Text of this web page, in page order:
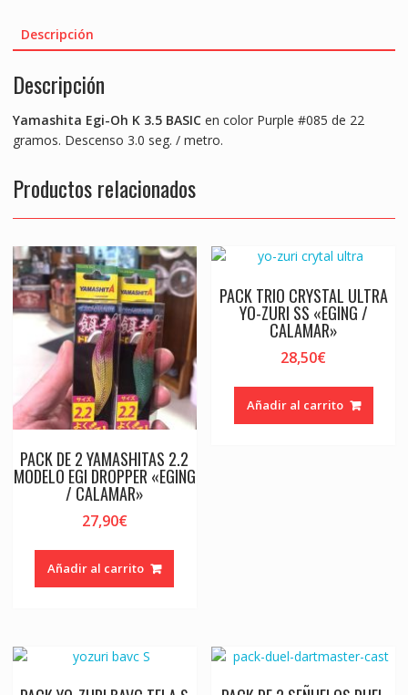
CALAMAR"
cantidad
e
b
o
o
k
itt
er l s
p
p
e
g
er
e
Descripción
Descripción
Yamashita Egi-Oh K 3.5 BASICen color Purple #085 de 22
gramos. Descenso 3.0 seg. / metro.
Productos relacionados
PACK DE 2 YAMASHITAS 2.2
MODELO EGI DROPPER «EGING
/ CALAMAR»
27,90€
Añadir al carrito
PACK TRIO CRYSTAL ULTRA
YO-ZURI SS «EGING /
CALAMAR»
28,50€
Añadir al carrito